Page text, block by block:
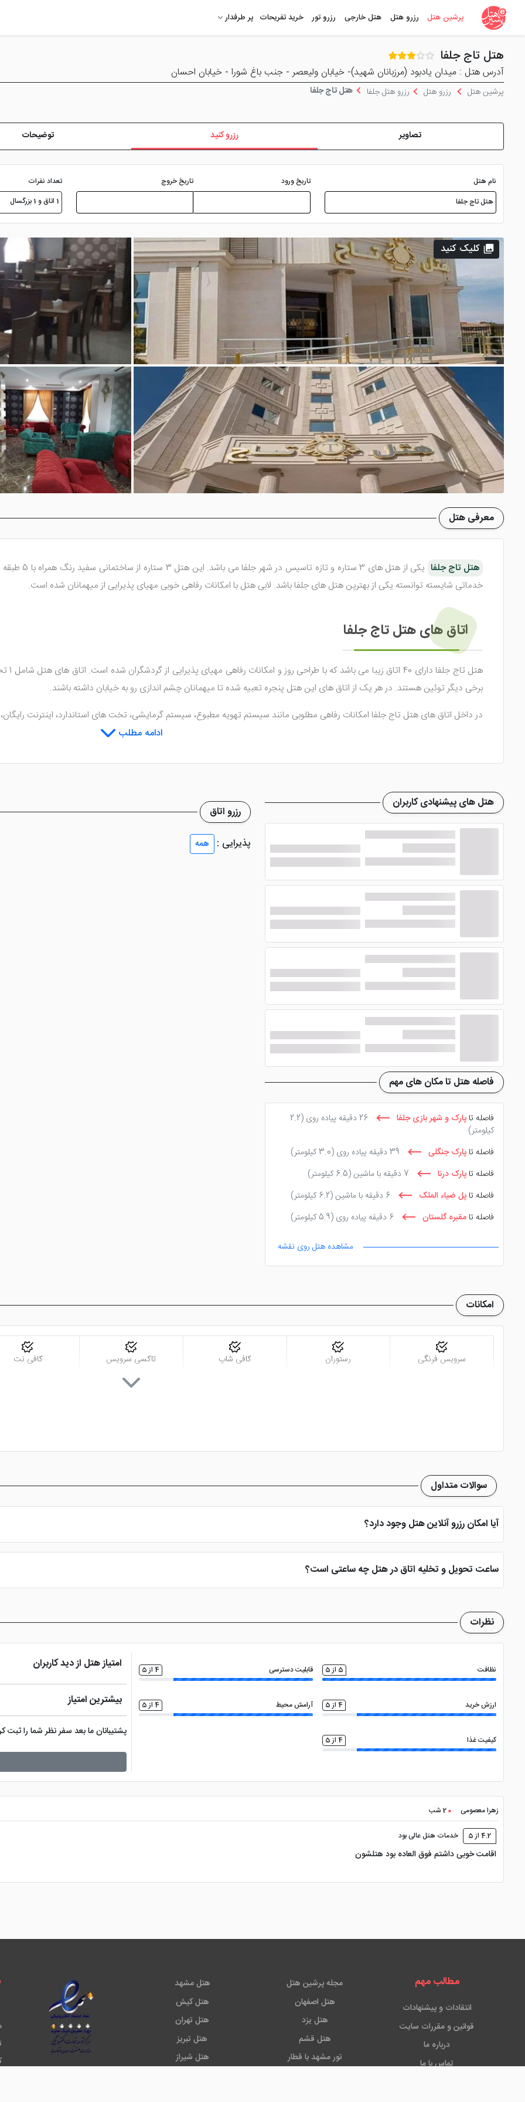
پرشین هتل رزرو هتل هتل خارجی رزرو تور خرید تفریحات پر طرفدار
هتل تاج جلفا
آدرس هتل : میدان یادبود (مرزبانان شهید)- خیابان ولیعصر - جنب باغ شورا - خیابان احسان
پرشین هتل
رزرو هتل رزرو هتل جلفا هتل تاج جلفا
تصاویر رزرو کنید توضیحات
نام هتل تاریخ ورود تاریخ خروج
تعداد نفرات
1 اتاق و 1 بزرگسال
کلیک کنید
معرفی هتل
هتل تاج جلفا
خدماتی شایسته توانسته یکی از بهترین هتل های جلفا باشد. لابی هتل با امکانات رفاهی خوبی مهیای پذیرایی از میهمانان شده است.
اتاق های هتل تاج جلفا
برخی دیگر توئین هستند. در هر یک از اتاق های این هتل پنجره تعبیه شده تا میهمانان چشم اندازی رو به خیابان داشته باشند.
در داخل اتاق های هتل تاج جلفا امکانات رفاهی مطلوبی مانند سیستم تهویه مطبوع، سیستم گرمایشی، تخت های استاندارد، اینترنت
تمامی اتاق ها با موکت فرش شده و از رنگ های سفید و زرد و کرم در دیزاین اتاق ها استفاده شده است.
صورت بوفه بوده و وعده های نهار و شام به صورت انتخابی است. کافی شاپ هتل هم با میان وعده های سبک و نوشیدنی های سرد و گرم
پارکینگ به صورت رایگان در دسترس بوده و میهمانان می توانند از اینترنت نامحدود رایگان هم برخوردار شوند. نمازخانه، کافی نت، اتاق
ارس تنها 3 دقیقه فاصله وجود دارد که یکی از زیبایی های طبیعت به شمار می رود.
ادامه مطلب
رزرو اتاق
پذیرایی :
همه
هتل های پیشنهادی کاربران
فاصله هتل تا مکان های مهم
فاصله تا پارک و شهر بازی جلفا 26 دقیقه پیاده روی
(2.2
کیلومتر)
فاصله تا پارک جنگلی 39 دقیقه پیاده روی
(3.0 کیلومتر)
فاصله تا پارک درنا 7 دقیقه با ماشین
(6.5 کیلومتر)
فاصله تا پل ضیاء الملک 6 دقیقه با ماشین
(6.2 کیلومتر)
فاصله تا مقبره گلستان 6 دقیقه پیاده روی (5.9 کیلومتر)
مشاهده هتل روی نقشه
امکانات
سرویس فرنگی رستوران کافی شاپ تاکسی سرویس کافی نت
سوالات متداول
آیا امکان رزرو آنلاین هتل وجود دارد؟
بله، با انتخاب تاریخ ورود و خروج، نوع اتاق و تعداد نفرات می توانید پس از پرداخت در درگاه بانکی، رزرو آنلاین خود را نهایی و واچر هتل را دریافت
ساعت تحویل و تخلیه اتاق در هتل چه ساعتی است؟
ساعت تحویل اتاق ساعت 2 بعد از ظهر و ساعت تخلیه اتاق 12 ظهر می باشد
نظرات
نظافت 5 از 5 قابلیت دسترسی 4 از 5
ارزش خرید 4 از 5 آرامش محیط 4 از 5
کیفیت غذا 4 از 5
امتیاز هتل از دید کاربران
بیشترین امتیاز
پشتیبانان ما بعد سفر نظر شما را
زهرا معصومی 2 شب
4.2 از 5 خدمات هتل عالی بود
اقامت خوبی داشتم فوق العاده بود هتلشون
مطالب مهم
انتقادات و پیشنهادات
قوانین و مقررات سایت
درباره ما
تماس با ما
مجله پرشین هتل
هتل اصفهان
هتل یزد
هتل قشم
تور مشهد با قطار
هتل مشهد
هتل کیش
هتل تهران
هتل تبریز
هتل شیراز